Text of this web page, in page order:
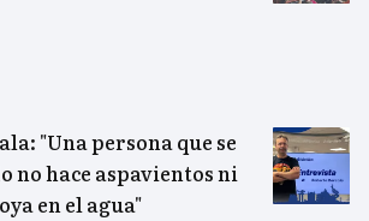
"Una persona que se
no hace aspavientos ni
en el agua"